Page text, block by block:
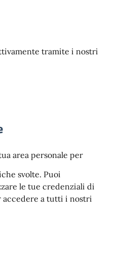
tramite i nostri
area personale per
svolte. Puoi
le tue credenziali di
a tutti i nostri